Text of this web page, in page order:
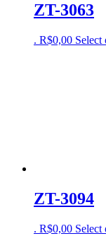
ZT-3063
. R$0,00 Select
ZT-3094
. R$0,00 Select